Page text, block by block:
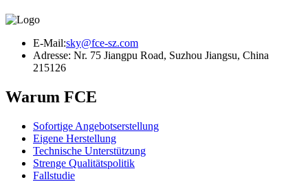
E-Mail:sky@fce-sz.com
Adresse: Nr. 75 Jiangpu Road, Suzhou Jiangsu, China
215126
Warum FCE
Sofortige Angebotserstellung
Eigene Herstellung
Technische Unterstützung
Strenge Qualitätspolitik
Fallstudie